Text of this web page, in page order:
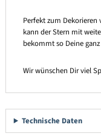
Perfekt zum Dekorieren
kann der Stern mit
bekommt so Deine
Wir wünschen Dir viel
Technische Daten